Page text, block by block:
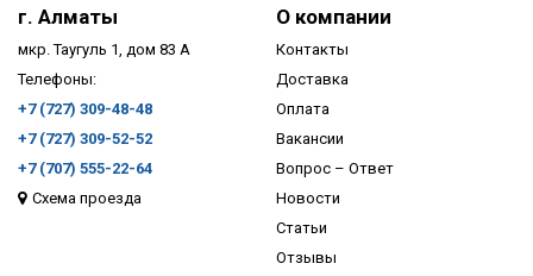
ПОДРОБНЕЕ
г. Алматы
мкр. Таугуль 1, дом 83 А
Телефоны:
+7 (727) 309-48-48
+7 (727) 309-52-52
+7 (707) 555-22-64
Схема проезда
О компании
Контакты
Доставка
Оплата
Вакансии
Вопрос – Ответ
Новости
Статьи
Отзывы